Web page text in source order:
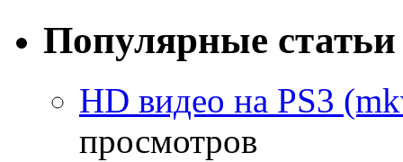
Популярные статьи
HD видео на PS3
просмотров